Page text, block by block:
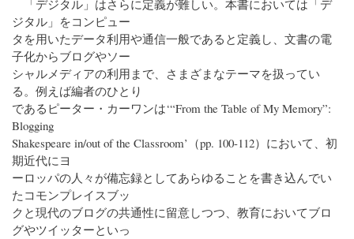
「デジタル」はさらに定義が難しい。本書においては「デ
ジタル」をコンピュー
タを用いたデータ利用や通信一般であると定義し、文書の電
子化からブログやソー
シャルメディアの利用まで、さまざまなテーマを扱ってい
る。例えば編者のひとり
であるピーター・カーワンは‘“From the Table of My Memory”:
Blogging
Shakespeare in/out of the Classroom’（pp. 100-112）において、初
期近代にヨ
ーロッパの人々が備忘録としてあらゆることを書き込んでい
たコモンプレイスブッ
クと現代のブログの共通性に留意しつつ、教育においてブロ
グやツイッターといっ